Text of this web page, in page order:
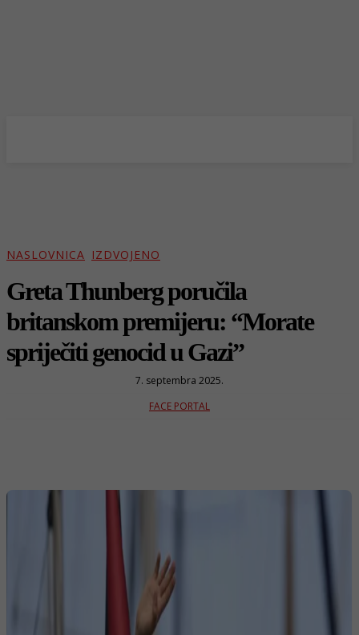
NASLOVNICA IZDVOJENO
Greta Thunberg poručila
britanskom premijeru: “Morate
spriječiti genocid u Gazi”
7. septembra 2025.
FACE PORTAL